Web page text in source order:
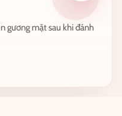
gương mặt sau khi đánh